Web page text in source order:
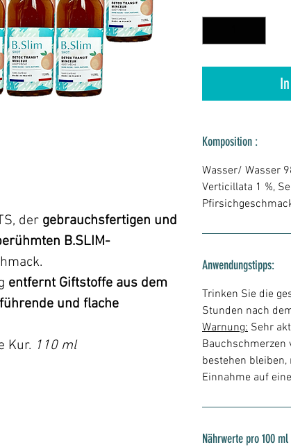
der gebrauchsfertigen und
B.SLIM-
entfernt Giftstoffe aus dem
und flache
Kur. 110 ml
Komposition :
Wasser/ Wasser
Verticillata 1 %,
Anwendungstipps:
Trinken Sie die
Stunden nach
Warnung: Sehr
Bauchschmerzen
bestehen
Einnahme auf
Nährwerte pro 100 ml